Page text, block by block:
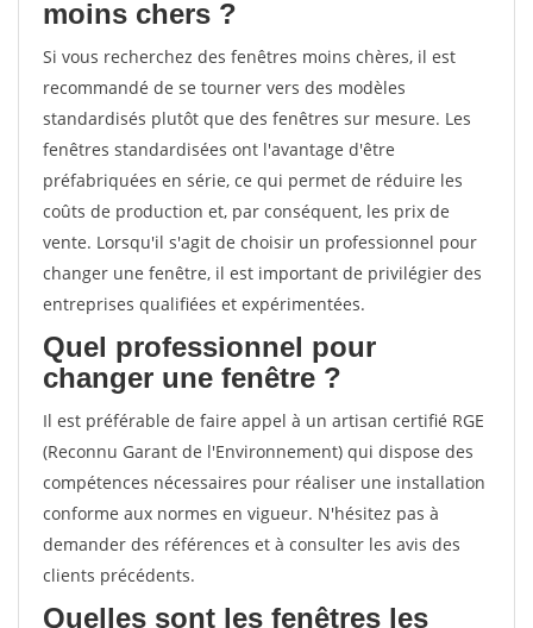
moins chers ?
Si vous recherchez des fenêtres moins chères, il est
recommandé de se tourner vers des modèles
standardisés plutôt que des fenêtres sur mesure. Les
fenêtres standardisées ont l'avantage d'être
préfabriquées en série, ce qui permet de réduire les
coûts de production et, par conséquent, les prix de
vente. Lorsqu'il s'agit de choisir un professionnel pour
changer une fenêtre, il est important de privilégier des
entreprises qualifiées et expérimentées.
Quel professionnel pour
changer une fenêtre ?
Il est préférable de faire appel à un artisan certifié RGE
(Reconnu Garant de l'Environnement) qui dispose des
compétences nécessaires pour réaliser une installation
conforme aux normes en vigueur. N'hésitez pas à
demander des références et à consulter les avis des
clients précédents.
Quelles sont les fenêtres les